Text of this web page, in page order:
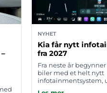
NYHET
Kia får nytt
fra 2027
Fra neste år
biler med et helt nytt
infotainmentsystem,